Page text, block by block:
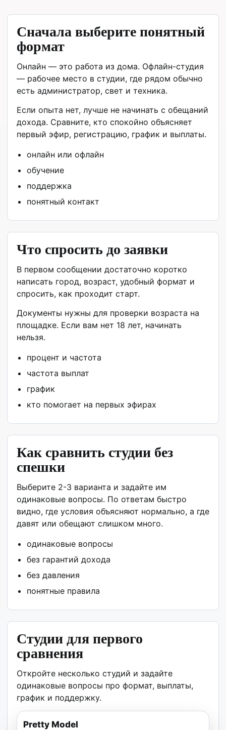
Сначала выберите понятный
формат
Онлайн — это работа из дома. Офлайн-студия
— рабочее место в студии, где рядом обычно
есть администратор, свет и техника.
Если опыта нет, лучше не начинать с обещаний
дохода. Сравните, кто спокойно объясняет
первый эфир, регистрацию, график и выплаты.
онлайн или офлайн
обучение
поддержка
понятный контакт
Что спросить до заявки
В первом сообщении достаточно коротко
написать город, возраст, удобный формат и
спросить, как проходит старт.
Документы нужны для проверки возраста на
площадке. Если вам нет 18 лет, начинать
нельзя.
процент и частота
частота выплат
график
кто помогает на первых эфирах
Как сравнить студии без
спешки
Выберите 2-3 варианта и задайте им
одинаковые вопросы. По ответам быстро
видно, где условия объясняют нормально, а где
давят или обещают слишком много.
одинаковые вопросы
без гарантий дохода
без давления
понятные правила
Студии для первого
сравнения
Откройте несколько студий и задайте
одинаковые вопросы про формат, выплаты,
график и поддержку.
Pretty Model